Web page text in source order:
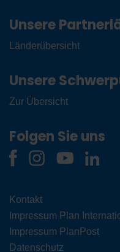
Unsere
Länderübersicht
Unsere
Zur Übersicht
Folgen Sie uns
Kontakt
Impressum Plan
Impressum PlanPost
Datenschutz